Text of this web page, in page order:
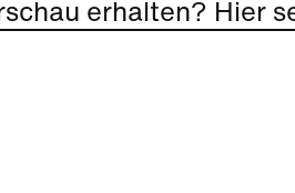
erhalten? Hier